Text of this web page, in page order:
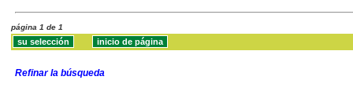
página 1 de 1
Refinar la búsqueda